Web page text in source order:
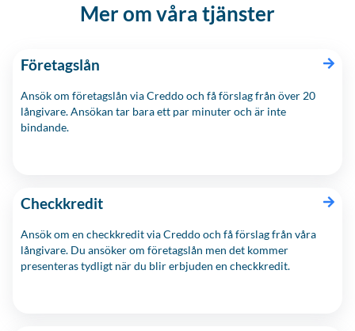
Mer om våra tjänster
Företagslån
Ansök om företagslån via Creddo och få förslag från över 20
långivare. Ansökan tar bara ett par minuter och är inte
bindande.
Checkkredit
Ansök om en checkkredit via Creddo och få förslag från våra
långivare. Du ansöker om företagslån men det kommer
presenteras tydligt när du blir erbjuden en checkkredit.